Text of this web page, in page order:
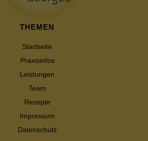
THEMEN
Startseite
Praxisinfos
Leistungen
Team
Rezepte
Impressum
Datenschutz